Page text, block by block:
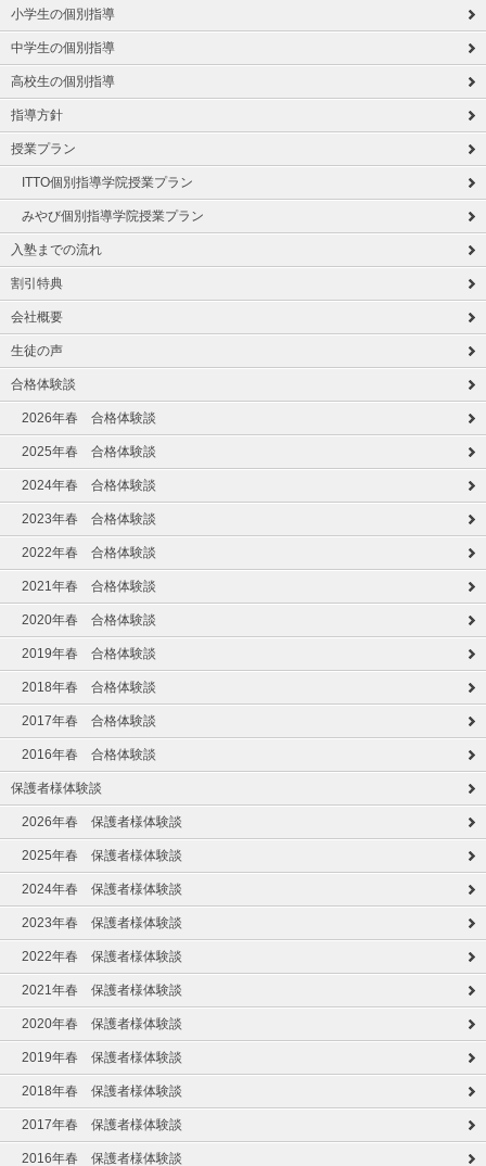
小学生の個別指導
中学生の個別指導
高校生の個別指導
指導方針
授業プラン
ITTO個別指導学院授業プラン
みやび個別指導学院授業プラン
入塾までの流れ
割引特典
会社概要
生徒の声
合格体験談
2026年春 合格体験談
2025年春 合格体験談
2024年春 合格体験談
2023年春 合格体験談
2022年春 合格体験談
2021年春 合格体験談
2020年春 合格体験談
2019年春 合格体験談
2018年春 合格体験談
2017年春 合格体験談
2016年春 合格体験談
保護者様体験談
2026年春 保護者様体験談
2025年春 保護者様体験談
2024年春 保護者様体験談
2023年春 保護者様体験談
2022年春 保護者様体験談
2021年春 保護者様体験談
2020年春 保護者様体験談
2019年春 保護者様体験談
2018年春 保護者様体験談
2017年春 保護者様体験談
2016年春 保護者様体験談